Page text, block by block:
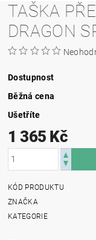
TAŠKA
DRAGON
Dostupnost
Běžná cena
Ušetříte
1 365 Kč
KÓD PRODUKTU
ZNAČKA
KATEGORIE